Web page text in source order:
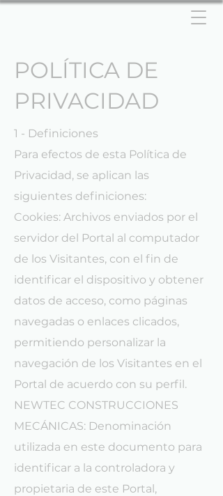
POLÍTICA DE
PRIVACIDAD
1 - Definiciones
Para efectos de esta Política de
Privacidad, se aplican las
siguientes definiciones:
Cookies: Archivos enviados por el
servidor del Portal al computador
de los Visitantes, con el fin de
identificar el dispositivo y obtener
datos de acceso, como páginas
navegadas o enlaces clicados,
permitiendo personalizar la
navegación de los Visitantes en el
Portal de acuerdo con su perfil.
NEWTEC CONSTRUCCIONES
MECÁNICAS: Denominación
utilizada en este documento para
identificar a la controladora y
propietaria de este Portal,